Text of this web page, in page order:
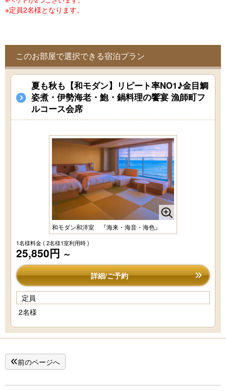
※定員2名様となります。
このお部屋で選択できる宿泊プラン
夏も秋も【和モダン】リピート率NO1♪金目鯛
姿煮・伊勢海老・鮑・鍋料理の饗宴 漁師町フ
ルコース会席
和モダン和洋室 『海来・海音・海色』
1名様料金( 2名様1室利用時 )
25,850円 ～
詳細/ご予約
定員
2名様
前のページへ